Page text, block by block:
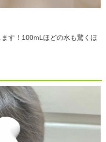
す！100mLほどの水も驚くほ